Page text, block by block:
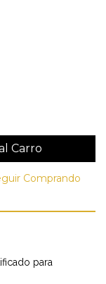
Comprando
para